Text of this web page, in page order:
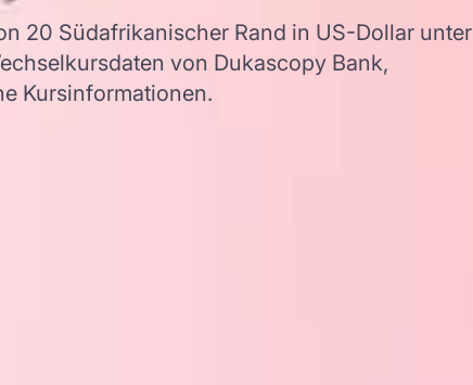
20 Südafrikanischer Rand in US-Dollar unter
von Dukascopy Bank,
Kursinformationen.